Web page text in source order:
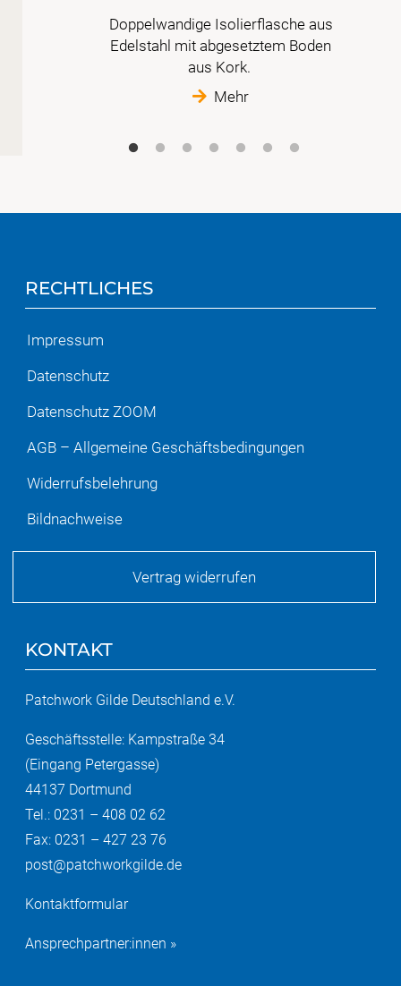
Doppelwandige Isolierflasche aus
Edelstahl mit abgesetztem Boden
aus Kork.
Mehr
RECHTLICHES
Impressum
Datenschutz
Datenschutz ZOOM
AGB – Allgemeine Geschäftsbedingungen
Widerrufsbelehrung
Bildnachweise
Vertrag widerrufen
KONTAKT
Patchwork Gilde Deutschland e.V.
Geschäftsstelle: Kampstraße 34
(Eingang Petergasse)
44137 Dortmund
Tel.: 0231 – 408 02 62
Fax: 0231 – 427 23 76
post@patchworkgilde.de
Kontaktformular
Ansprechpartner:innen »